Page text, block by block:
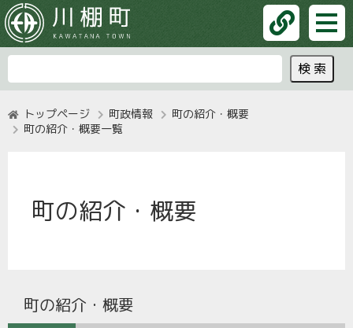
トップページ 町政情報
町の紹介・概要
町の紹介・概要一覧
町の紹介・概要
町の紹介・概要